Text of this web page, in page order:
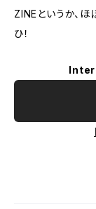
ZINEというか、ほ
ひ！